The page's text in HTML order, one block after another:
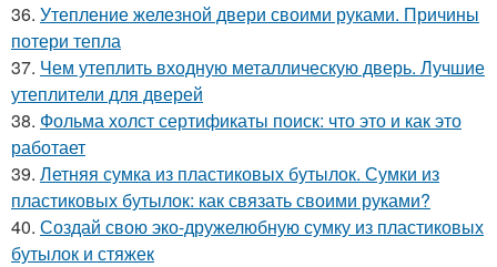
36. Утепление железной двери своими руками. Причины
потери тепла
37. Чем утеплить входную металлическую дверь. Лучшие
утеплители для дверей
38. Фольма холст сертификаты поиск: что это и как это
работает
39. Летняя сумка из пластиковых бутылок. Сумки из
пластиковых бутылок: как связать своими руками?
40. Создай свою эко-дружелюбную сумку из пластиковых
бутылок и стяжек